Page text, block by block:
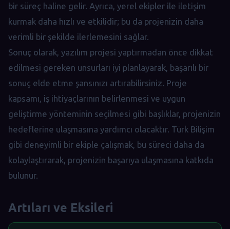
bir süreç haline gelir. Ayrıca, yerel ekipler ile iletişim
kurmak daha hızlı ve etkilidir; bu da projenizin daha
verimli bir şekilde ilerlemesini sağlar.
Sonuç olarak, yazılım projesi yaptırmadan önce dikkat
edilmesi gereken unsurları iyi planlayarak, başarılı bir
sonuç elde etme şansınızı artırabilirsiniz. Proje
kapsamı, iş ihtiyaçlarının belirlenmesi ve uygun
geliştirme yönteminin seçilmesi gibi başlıklar, projenizin
hedeflerine ulaşmasına yardımcı olacaktır. Türk Bilişim
gibi deneyimli bir ekiple çalışmak, bu süreci daha da
kolaylaştırarak, projenizin başarıya ulaşmasına katkıda
bulunur.
Artıları ve Eksileri